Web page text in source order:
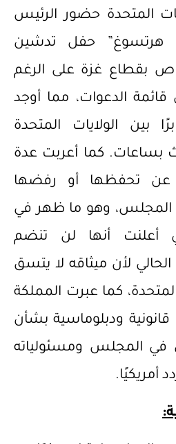
المتحدة حضور الرئيس
هرتسوغ” حفل تدشين
بقطاع غزة على الرغم
الدعوات، مما أوجد
بين الولايات المتحدة
بساعات. كما أعربت عدة
عن تحفظها أو رفضها
المجلس، وهو ما ظهر في
أعلنت أنها لن تنضم
لأن ميثاقه لا يتسق
كما عبرت المملكة
ودبلوماسية بشأن
في المجلس ومسئولياته
أمريكيًا.